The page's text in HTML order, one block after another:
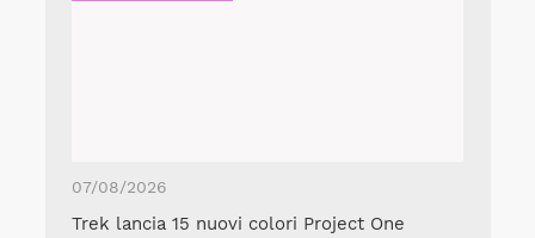
07/08/2026
Trek lancia 15 nuovi colori Project One